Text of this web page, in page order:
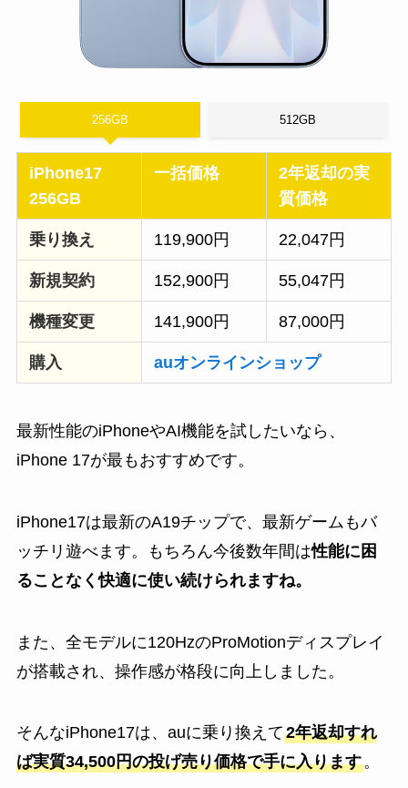
256GB 512GB
iPhone17
256GB
一括価格
2年返却の実
質価格
乗り換え 119,900円 22,047円
新規契約 152,900円 55,047円
機種変更 141,900円 87,000円
購入 auオンラインショップ
最新性能のiPhoneやAI機能を試したいなら、
iPhone 17が最もおすすめです。
iPhone17は最新のA19チップで、最新ゲームもバ
ッチリ遊べます。もちろん今後数年間は性能に困
ることなく快適に使い続けられますね。
また、全モデルに120HzのProMotionディスプレイ
が搭載され、操作感が格段に向上しました。
そんなiPhone17は、auに乗り換えて2年返却すれ
ば実質34,500円の投げ売り価格で手に入ります。